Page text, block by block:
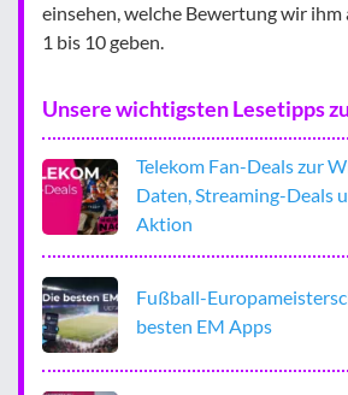
einsehen, welche Bewertung wir ihm
1 bis 10 geben.
Unsere wichtigsten Lesetipps
Telekom Fan-Deals zur
Daten, Streaming-Deals
Aktion
Fußball-
besten EM Apps